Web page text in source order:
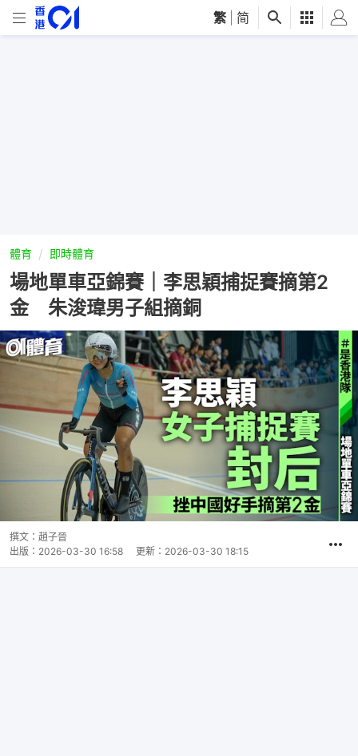
繁 简
體育 即時體育
場地單車亞錦賽｜李思穎捕捉賽摘第2
金 朱浚瑋男子組摘銅
撰文： 趙子晉
出版： 2026-03-30 16:58 更新： 2026-03-30 18:15